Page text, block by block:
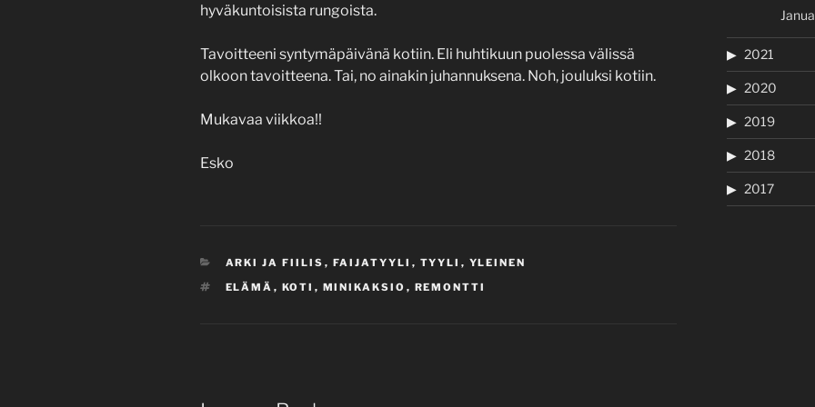
hyväkuntoisista rungoista.
Tavoitteeni syntymäpäivänä kotiin. Eli huhtikuun puolessa välissä
olkoon tavoitteena. Tai, no ainakin juhannuksena. Noh, jouluksi kotiin.
Mukavaa viikkoa!!
Esko
CATEGORIES
ARKI JA FIILIS , FAIJATYYLI , TYYLI , YLEINEN
TAGS
ELÄMÄ , KOTI , MINIKAKSIO , REMONTTI
2021
2020
2019
2018
2017